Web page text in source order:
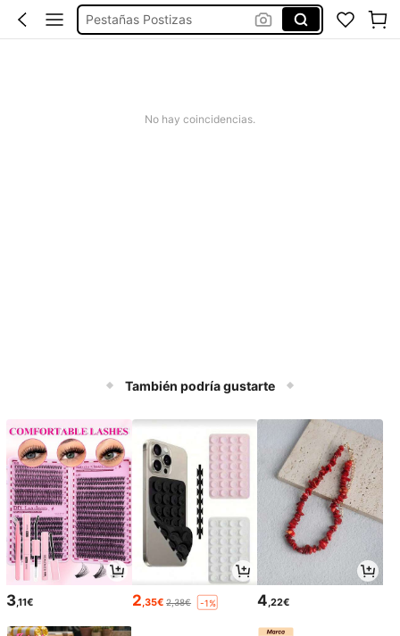
Pestañas Postizas
No hay coincidencias.
También podría gustarte
3,11€ 2 ,35€ 2,38€ -1% 4 ,22€